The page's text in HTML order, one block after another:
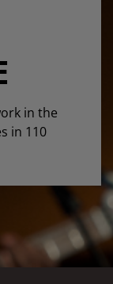
in the
in 110